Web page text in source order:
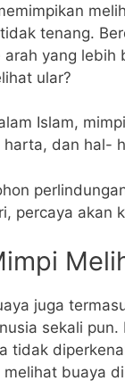
tenang.
arah yang lebih
ular?
Islam,
harta, dan hal-
percaya akan
juga
sekali
tidak
melihat buaya